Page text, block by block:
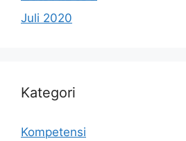
Juli 2020
Kategori
Kompetensi